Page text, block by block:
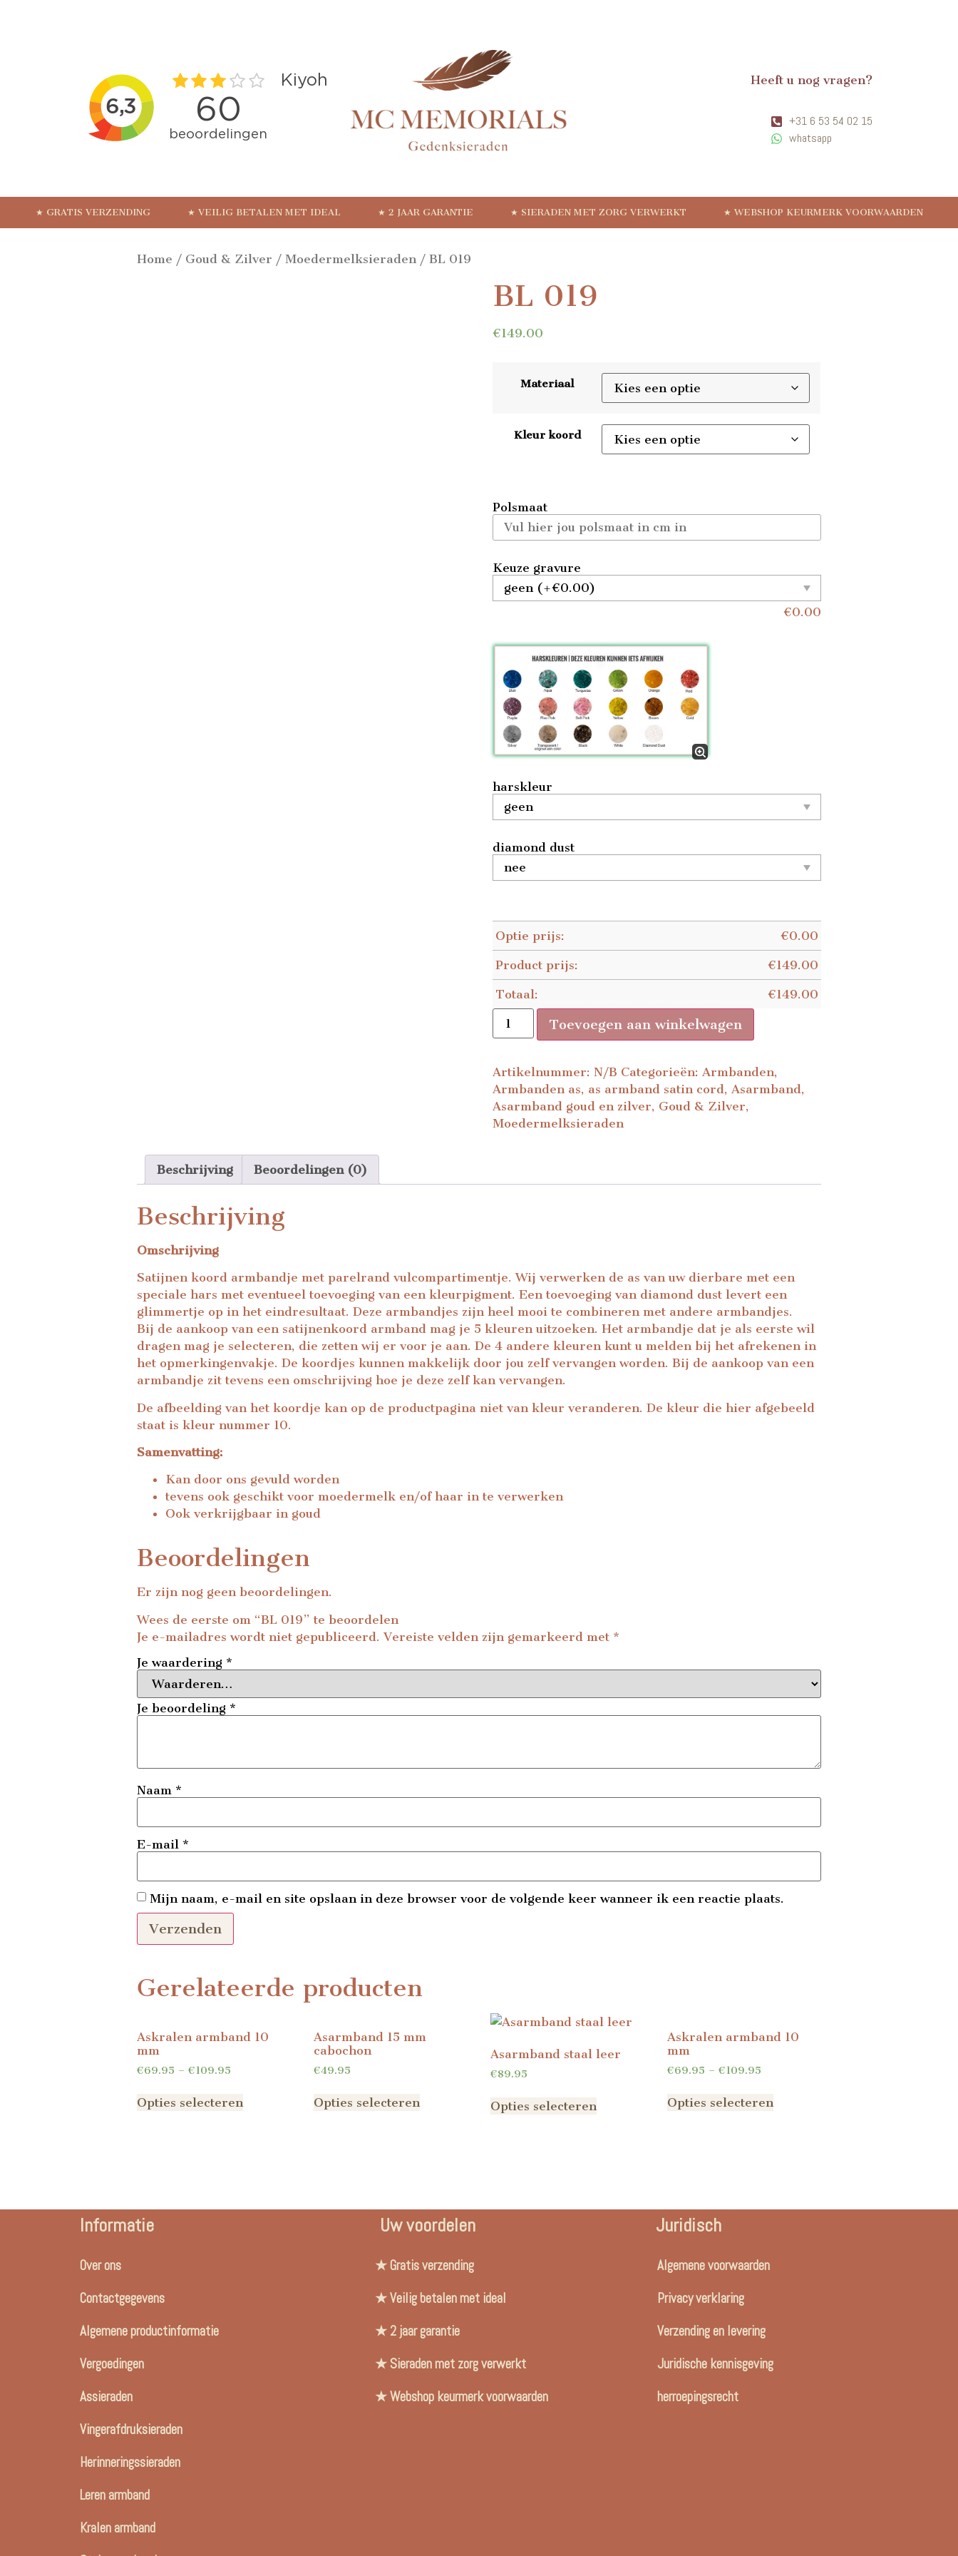
Heeft u nog vragen?
+31 6 53 54 02 15
whatsapp
★ GRATIS VERZENDING ★ VEILIG BETALEN MET IDEAL ★ 2 JAAR GARANTIE ★ SIERADEN MET ZORG VERWERKT ★ WEBSHOP KEURMERK VOORWAARDEN
Home / Goud & Zilver / Moedermelksieraden/ BL 019
BL 019
€149.00
Materiaal
Kleur koord
Polsmaat
Keuze gravure
€0.00
harskleur
diamond dust
Optie prijs: €0.00
Product prijs: €149.00
Totaal: €149.00
Toevoegen aan winkelwagen
Artikelnummer:N/B Categorieën: Armbanden,
Armbanden as, as armband satin cord, Asarmband,
Asarmband goud en zilver, Goud & Zilver,
Moedermelksieraden
Beschrijving Beoordelingen (0)
Beschrijving
Omschrijving
Satijnen koord armbandje met parelrand vulcompartimentje. Wij verwerken de as van uw dierbare met een
speciale hars met eventueel toevoeging van een kleurpigment. Een toevoeging van diamond dust levert een
glimmertje op in het eindresultaat. Deze armbandjes zijn heel mooi te combineren met andere armbandjes.
Bij de aankoop van een satijnenkoord armband mag je 5 kleuren uitzoeken. Het armbandje dat je als eerste wil
dragen mag je selecteren, die zetten wij er voor je aan. De 4 andere kleuren kunt u melden bij het afrekenen in
het opmerkingenvakje. De koordjes kunnen makkelijk door jou zelf vervangen worden. Bij de aankoop van een
armbandje zit tevens een omschrijving hoe je deze zelf kan vervangen.
De afbeelding van het koordje kan op de productpagina niet van kleur veranderen. De kleur die hier afgebeeld
staat is kleur nummer 10.
Samenvatting:
Kan door ons gevuld worden
tevens ook geschikt voor moedermelk en/of haar in te verwerken
Ook verkrijgbaar in goud
Beoordelingen
Er zijn nog geen beoordelingen.
Wees de eerste om “BL 019” te beoordelen
Je e-mailadres wordt niet gepubliceerd. Vereiste velden zijn gemarkeerd met *
Je waardering *
Je beoordeling *
Naam *
E-mail *
Mijn naam, e-mail en site opslaan in deze browser voor de volgende keer wanneer ik een reactie plaats.
Gerelateerde producten
Askralen armband 10
mm
€69.95 – €109.95
Opties selecteren
Asarmband 15 mm
cabochon
€49.95
Opties selecteren
Asarmband staal leer
€89.95
Opties selecteren
Askralen armband 10
mm
€69.95 –€109.95
Opties selecteren
Informatie
Over ons
Contactgegevens
Algemene productinformatie
Vergoedingen
Assieraden
Vingerafdruksieraden
Herinneringssieraden
Leren armband
Kralen armband
Uw voordelen
★ Gratis verzending
★ Veilig betalen met ideal
★ 2 jaar garantie
★ Sieraden met zorg verwerkt
★ Webshop keurmerk voorwaarden
Juridisch
Algemene voorwaarden
Privacy verklaring
Verzending en levering
Juridische kennisgeving
herroepingsrecht